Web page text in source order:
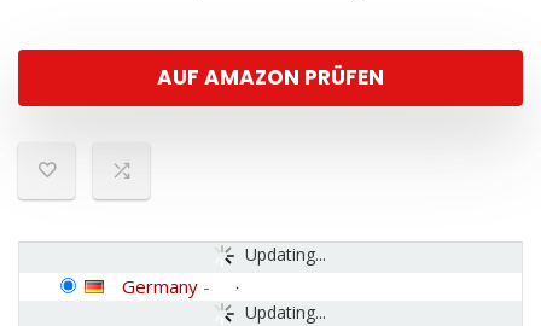
AUF AMAZON PRÜFEN
Updating...
Updating...
Germany -